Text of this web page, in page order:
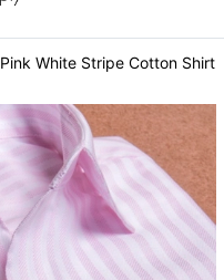
Pink White Stripe Cotton Shirt